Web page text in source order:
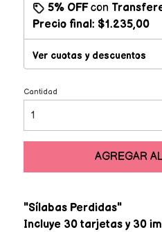
5% OFFcon
Precio final: $1.235,00
Ver cuotas y descuentos
Cantidad
AGREGAR
"Sílabas Perdidas"
Incluye 30 tarjetas y 30